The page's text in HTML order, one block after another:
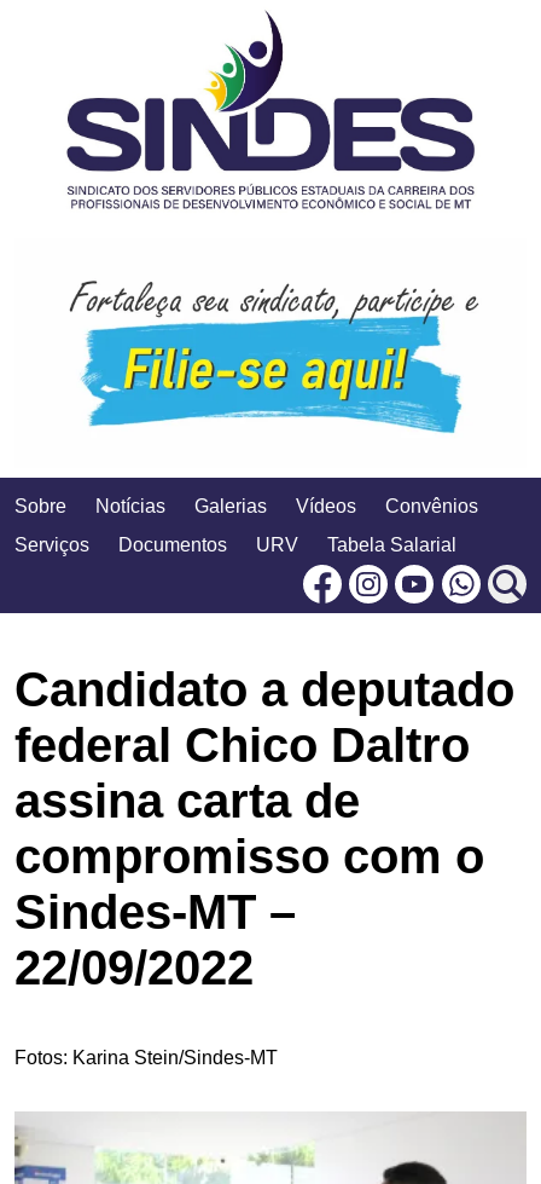
Sobre Notícias Galerias Vídeos
Convênios
Serviços
Documentos URV
Tabela Salarial
FacebookInstagram
Candidato a deputado
federal Chico Daltro
assina carta de
compromisso com o
Sindes-MT –
22/09/2022
Fotos: Karina Stein/Sindes-MT